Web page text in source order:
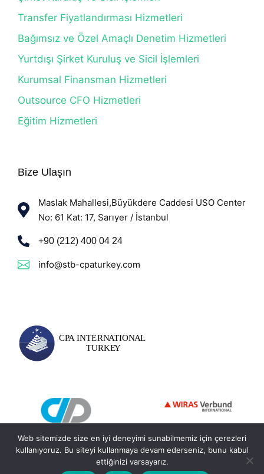
Transfer Fiyatlandırması Hizmetleri
Bağımsız ve Özel Amaçlı Denetim Hizmetleri
Yurtdışı Şirket Kuruluş ve Sicil İşlemleri
Kurumsal Finansman Hizmetleri
Outsource CFO Hizmetleri
Eğitim Hizmetleri
Bize Ulaşın
Maslak Mahallesi,Büyükdere Caddesi USO Center
No: 61 Kat: 17, Sarıyer / İstanbul
+90 (212) 400 04 24
info@stb-cpaturkey.com
Web sitemizde size en iyi deneyimi sunabilmemiz için çerezleri
kullanıyoruz. Bu siteyi kullanmaya devam ederseniz, bunu kabul
ettiğinizi varsayarız.